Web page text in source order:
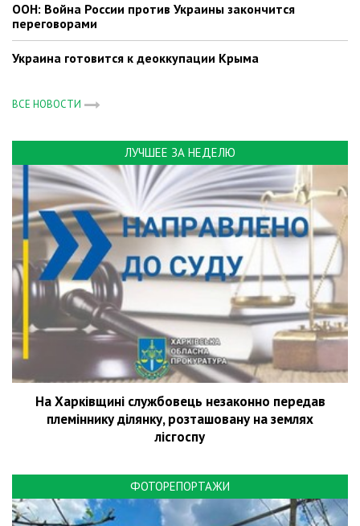
ООН: Война России против Украины закончится
переговорами
Украина готовится к деоккупации Крыма
ВСЕ НОВОСТИ
ЛУЧШЕЕ ЗА НЕДЕЛЮ
На Харківщині службовець незаконно передав
племіннику ділянку, розташовану на землях
лісгоспу
ФОТОРЕПОРТАЖИ